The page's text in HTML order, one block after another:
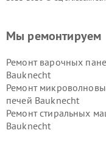
Мы ремонтируем
Ремонт варочных
Bauknecht
Ремонт
печей Bauknecht
Ремонт стиральных
Bauknecht